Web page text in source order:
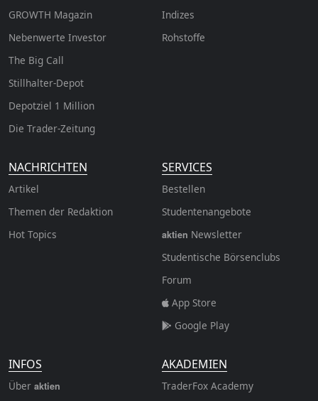
GROWTH Magazin
Nebenwerte Investor
The Big Call
Stillhalter-Depot
Depotziel 1 Million
Die Trader-Zeitung
Indizes
Rohstoffe
NACHRICHTEN
Artikel
Themen der Redaktion
Hot Topics
SERVICES
Bestellen
Studentenangebote
aktien Newsletter
Studentische Börsenclubs
Forum
App Store
Google Play
INFOS
Über aktien
AKADEMIEN
TraderFox Academy